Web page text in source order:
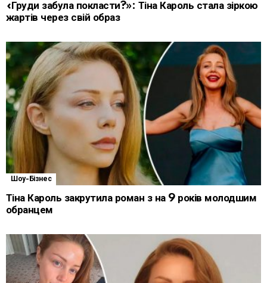
«Груди забула покласти?»: Тіна Кароль стала зіркою
жартів через свій образ
Шоу-Бізнес
Тіна Кароль закрутила роман з на 9 років молодшим
обранцем